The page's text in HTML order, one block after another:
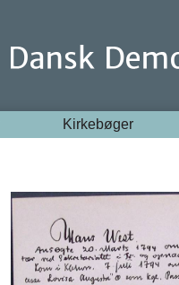
Kirkebøger